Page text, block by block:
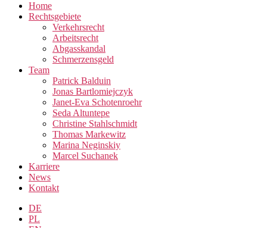
Home
Rechtsgebiete
Verkehrsrecht
Arbeitsrecht
Abgasskandal
Schmerzensgeld
Team
Patrick Balduin
Jonas Bartlomiejczyk
Janet-Eva Schotenroehr
Seda Altuntepe
Christine Stahlschmidt
Thomas Markewitz
Marina Neginskiy
Marcel Suchanek
Karriere
News
Kontakt
DE
PL